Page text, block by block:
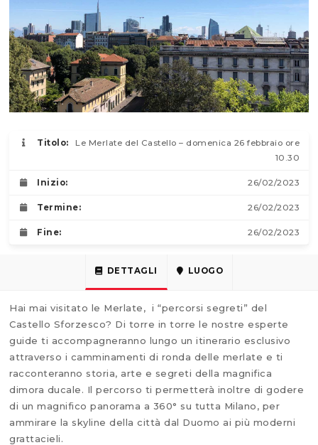
Titolo:
Le Merlate del Castello – domenica 26 febbraio ore
10.30
Inizio: 26/02/2023
Termine: 26/02/2023
Fine: 26/02/2023
DETTAGLI LUOGO
Hai mai visitato le Merlate, i “percorsi segreti” del
Castello Sforzesco? Di torre in torre le nostre esperte
guide ti accompagneranno lungo un itinerario esclusivo
attraverso i camminamenti di ronda delle merlate e ti
racconteranno storia, arte e segreti della magnifica
dimora ducale. Il percorso ti permetterà inoltre di godere
di un magnifico panorama a 360° su tutta Milano, per
ammirare la skyline della città dal Duomo ai più moderni
grattacieli.